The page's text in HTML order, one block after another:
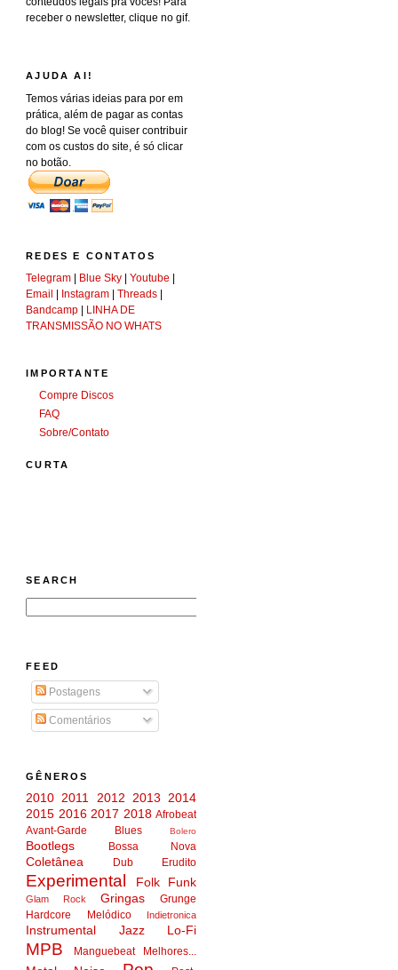
receber o newsletter, clique no gif.
AJUDA AI!
Temos várias ideias para por em
prática, além de pagar as contas
do blog! Se você quiser contribuir
com os custos do site, é só clicar
no botão.
REDES E CONTATOS
Telegram | Blue Sky |Youtube |
Email | Instagram |Threads |
Bandcamp | LINHA DE
TRANSMISSÃO NO WHATS
IMPORTANTE
Compre Discos
FAQ
Sobre/Contato
CURTA
SEARCH
FEED
Postagens
Comentários
GÊNEROS
2010 2011 2012 2013 2014
2015 2016 2017 2018 Afrobeat
Avant-Garde
Blues Bolero
Bootlegs Bossa Nova
Coletânea Dub Erudito
Experimental Folk Funk
Glam Rock Gringas
Grunge
Hardcore Melódico
Indietronica
Instrumental Jazz Lo-Fi
MPB Manguebeat Melhores...